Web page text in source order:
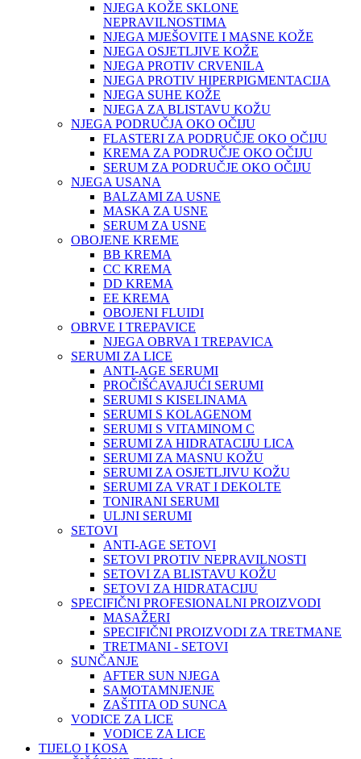
NJEGA KOŽE SKLONE
NEPRAVILNOSTIMA
NJEGA MJEŠOVITE I MASNE KOŽE
NJEGA OSJETLJIVE KOŽE
NJEGA PROTIV CRVENILA
NJEGA PROTIV HIPERPIGMENTACIJA
NJEGA SUHE KOŽE
NJEGA ZA BLISTAVU KOŽU
NJEGA PODRUČJA OKO OČIJU
FLASTERI ZA PODRUČJE OKO OČIJU
KREMA ZA PODRUČJE OKO OČIJU
SERUM ZA PODRUČJE OKO OČIJU
NJEGA USANA
BALZAMI ZA USNE
MASKA ZA USNE
SERUM ZA USNE
OBOJENE KREME
BB KREMA
CC KREMA
DD KREMA
EE KREMA
OBOJENI FLUIDI
OBRVE I TREPAVICE
NJEGA OBRVA I TREPAVICA
SERUMI ZA LICE
ANTI-AGE SERUMI
PROČIŠĆAVAJUĆI SERUMI
SERUMI S KISELINAMA
SERUMI S KOLAGENOM
SERUMI S VITAMINOM C
SERUMI ZA HIDRATACIJU LICA
SERUMI ZA MASNU KOŽU
SERUMI ZA OSJETLJIVU KOŽU
SERUMI ZA VRAT I DEKOLTE
TONIRANI SERUMI
ULJNI SERUMI
SETOVI
ANTI-AGE SETOVI
SETOVI PROTIV NEPRAVILNOSTI
SETOVI ZA BLISTAVU KOŽU
SETOVI ZA HIDRATACIJU
SPECIFIČNI PROFESIONALNI PROIZVODI
MASAŽERI
SPECIFIČNI PROIZVODI ZA TRETMANE
TRETMANI - SETOVI
SUNČANJE
AFTER SUN NJEGA
SAMOTAMNJENJE
ZAŠTITA OD SUNCA
VODICE ZA LICE
VODICE ZA LICE
TIJELO I KOSA